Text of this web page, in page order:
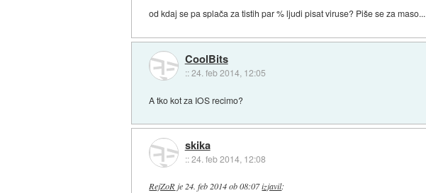
od kdaj se pa splača za tistih par % ljudi pisat viruse? Piše se za maso...
CoolBits
::24. feb 2014, 12:05
A tko kot za IOS recimo?
skika
::24. feb 2014, 12:08
RejZoR je 24. feb 2014 ob 08:07izjavil: